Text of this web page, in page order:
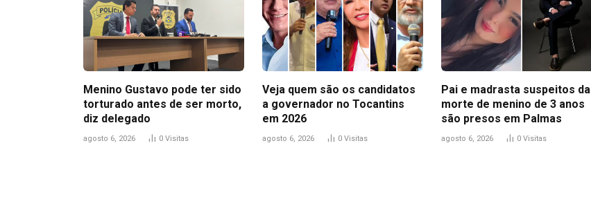
Menino Gustavo pode ter sido
torturado antes de ser morto,
diz delegado
agosto 6, 2026 0 Visitas
Veja quem são os candidatos
a governador no Tocantins
em 2026
agosto 6, 2026 0 Visitas
Pai e madrasta suspeitos da
morte de menino de 3 anos
são presos em Palmas
agosto 6, 2026 0 Visitas